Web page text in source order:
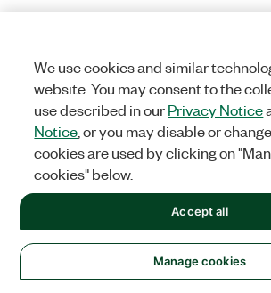
该安装包将安装NI-DAQmx包含的所有驱动
NI LabVIEW SignalExpress
LabVIEW、LabWindows/CV和NI
NI-DAQmx文档
本信息是否对您有帮助？
是 否
We use cookies and similar
website. You may consent to the
use described in ourPrivacy Notice
Notice , or you may disable or
cookies are used by clicking on
cookies" below.
Manage cookies
Accept all